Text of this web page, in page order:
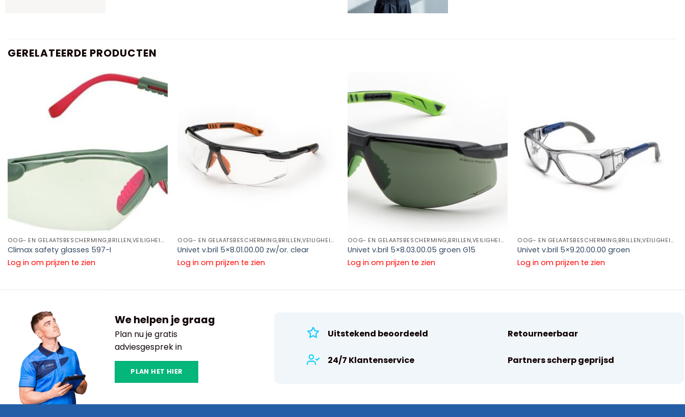
GERELATEERDE PRODUCTEN
OOG- EN GELAATSBESCHERMING,BRILLEN,VEILIGHEIDSBRILLEN
Climax safety glasses 597-I
Log in om prijzen te zien
OOG- EN GELAATSBESCHERMING,BRILLEN,VEILIGHEIDSBRILLEN
Univet v.bril 5×8.01.00.00 zw/or. clear
Log in om prijzen te zien
OOG- EN GELAATSBESCHERMING,BRILLEN,VEILIGHEIDSBRILLEN
Univet v.bril 5×8.03.00.05 groen G15
Log in om prijzen te zien
OOG- EN GELAATSBESCHERMING,BRILLEN,VEILIGHEIDSBRILLEN
Univet v.bril 5×9.20.00.00 groen
Log in om prijzen te zien
We helpen je graag
Plan nu je gratis
adviesgesprek in
PLAN HET HIER
Uitstekend beoordeeld
24/7 Klantenservice
Retourneerbaar
Partners scherp geprijsd